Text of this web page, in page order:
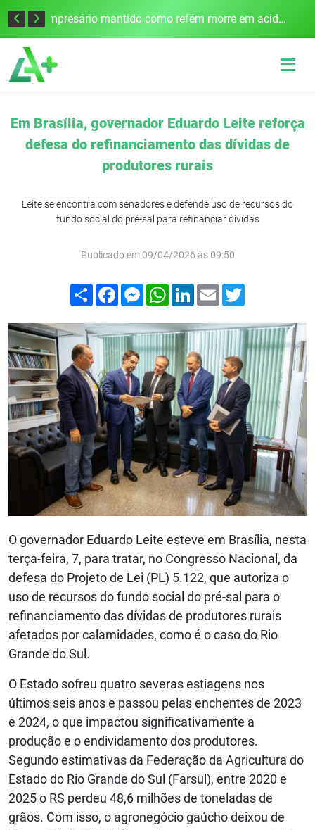
Edital para construção de ponte entre Itapiranga e Barra do Guarita deve ser lançado no segundo semestre Empresário mantido como refém morre em acidente após assalto em Cerro Largo
Em Brasília, governador Eduardo Leite reforça
defesa do refinanciamento das dívidas de
produtores rurais
Leite se encontra com senadores e defende uso de recursos do
fundo social do pré-sal para refinanciar dívidas
Publicado em 09/04/2026 às 09:50
Compartilhar
FacebookMessenger
WhatsApp
LinkedIn
Email
O governador Eduardo Leite esteve em Brasília, nesta
terça-feira, 7, para tratar, no Congresso Nacional, da
defesa do Projeto de Lei (PL) 5.122, que autoriza o
uso de recursos do fundo social do pré-sal para o
refinanciamento das dívidas de produtores rurais
afetados por calamidades, como é o caso do Rio
Grande do Sul.
O Estado sofreu quatro severas estiagens nos
últimos seis anos e passou pelas enchentes de 2023
e 2024, o que impactou significativamente a
produção e o endividamento dos produtores.
Segundo estimativas da Federação da Agricultura do
Estado do Rio Grande do Sul (Farsul), entre 2020 e
2025 o RS perdeu 48,6 milhões de toneladas de
grãos. Com isso, o agronegócio gaúcho deixou de